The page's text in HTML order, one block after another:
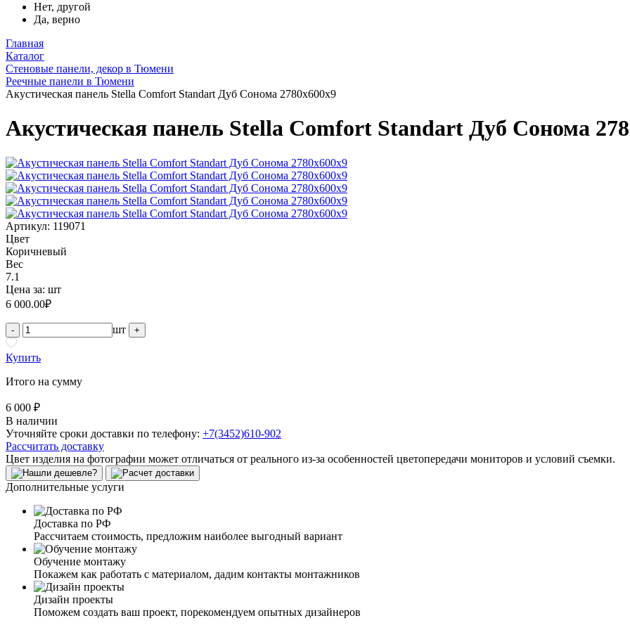
Нет, другой
Да, верно
Главная
Каталог
Стеновые панели, декор в Тюмени
Реечные панели в Тюмени
Акустическая панель Stella Comfort Standart Дуб Сонома 2780х600х9
Акустическая панель Stella Comfort Standart Дуб Сонома
Артикул: 119071
Цвет
Коричневый
Вес
7.1
Цена за: шт
6 000.00₽
- шт +
Купить
Итого на сумму
6 000 ₽
В наличии
Уточняйте сроки доставки по телефону: +7(3452)610-902
Рассчитать доставку
Цвет изделия на фотографии может отличаться от реального из-за особенностей цветопередачи мониторов и условий съемки.
Дополнительные услуги
Доставка по РФ
Рассчитаем стоимость, предложим наиболее выгодный вариант
Обучение монтажу
Покажем как работать с материалом, дадим контакты монтажников
Дизайн проекты
Поможем создать ваш проект, порекомендуем опытных дизайнеров